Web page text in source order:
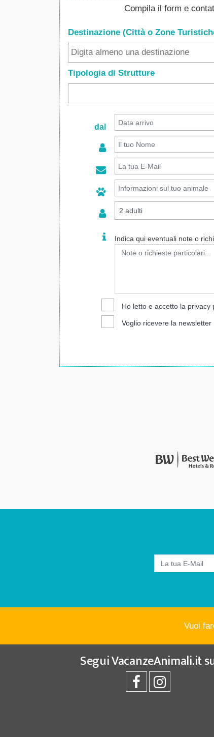
Compila il form e
Destinazione (Città o Zone
Tipologia di Strutture
dal
Indica qui eventuali note o
Ho letto e accetto la privacy
Voglio ricevere la newsletter
Vuoi
SeguiVacanzeAnimali.it